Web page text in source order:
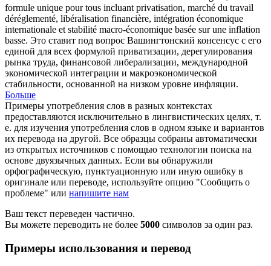
formule unique pour tous incluant privatisation, marché du travail
déréglementé, libéralisation financière, intégration économique
internationale et stabilité macro-économique basée sur une inflation
basse. Это ставит под вопрос Вашингтонский консенсус с его
единой для всех формулой приватизации, дерегулирования
рынка труда, финансовой либерализации, международной
экономической интеграции и макроэкономической
стабильности, основанной на низком уровне инфляции.
Больше
Примеры употребления слов в разных контекстах
предоставляются исключительно в лингвистических целях, т.
е. для изучения употребления слов в одном языке и вариантов
их перевода на другой. Все образцы собраны автоматически
из открытых источников с помощью технологии поиска на
основе двуязычных данных. Если вы обнаружили
орфографическую, пунктуационную или иную ошибку в
оригинале или переводе, используйте опцию "Сообщить о
проблеме" или напишите нам
Ваш текст переведен частично.
Вы можете переводить не более 5000 символов за один раз.
Примеры использования и перевод